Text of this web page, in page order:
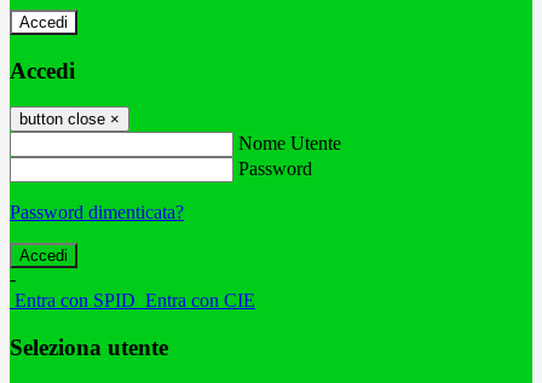
Accedi
Accedi
button close ×
Nome Utente
Password
Password dimenticata?
-
Entra con SPID Entra con CIE
Seleziona utente